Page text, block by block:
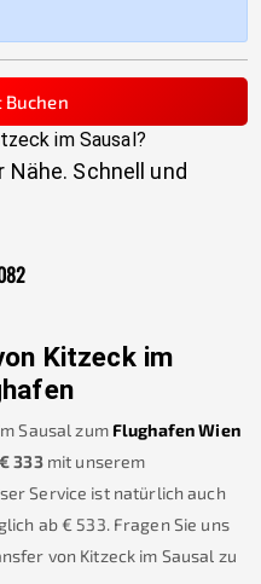
Buchen
im Sausal?
Nähe. Schnell und
Kitzeck im
Sausal zum Flughafen Wien
333 mit unserem
Service ist natürlich auch
ab € 533. Fragen Sie uns
von Kitzeck im Sausal zu